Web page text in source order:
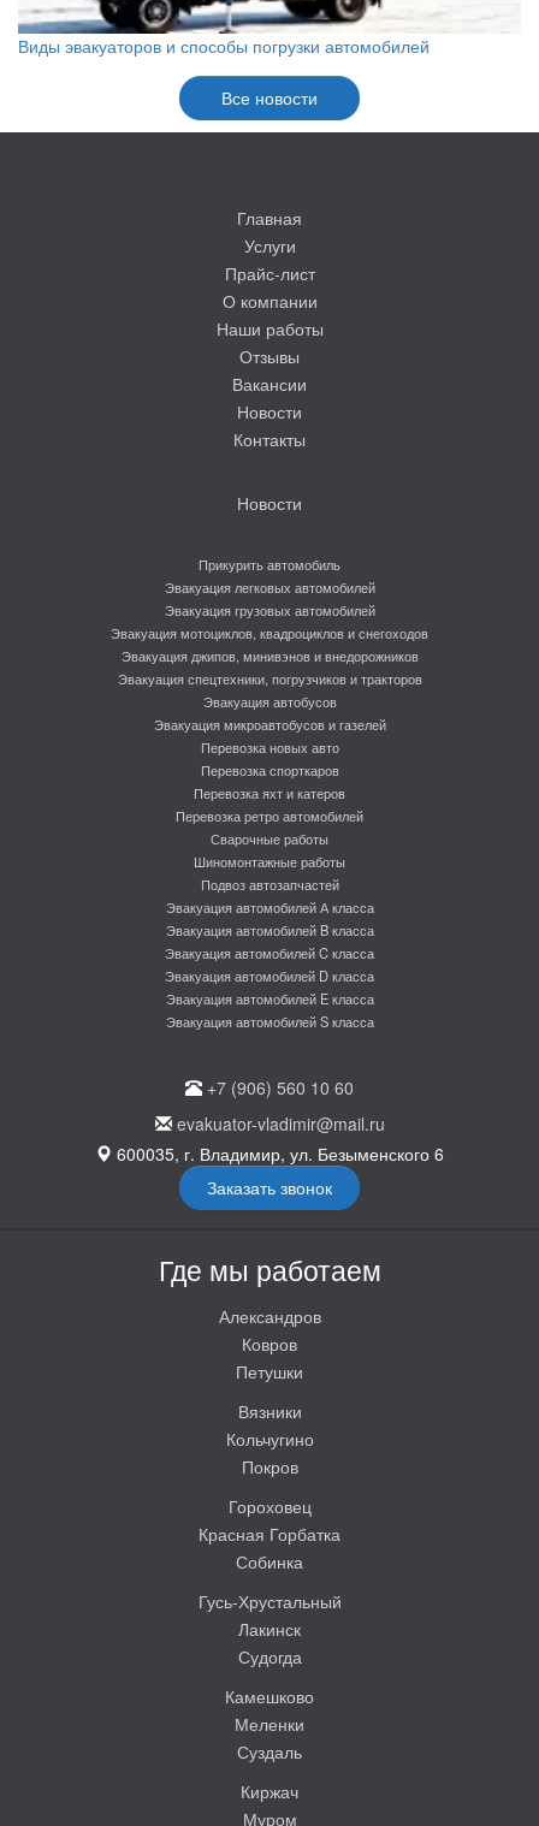
Виды эвакуаторов и способы погрузки автомобилей
Все новости
Главная
Услуги
Прайс-лист
О компании
Наши работы
Отзывы
Вакансии
Новости
Контакты
Новости
Прикурить автомобиль
Эвакуация легковых автомобилей
Эвакуация грузовых автомобилей
Эвакуация мотоциклов, квадроциклов и снегоходов
Эвакуация джипов, минивэнов и внедорожников
Эвакуация спецтехники, погрузчиков и тракторов
Эвакуация автобусов
Эвакуация микроавтобусов и газелей
Перевозка новых авто
Перевозка спорткаров
Перевозка яхт и катеров
Перевозка ретро автомобилей
Сварочные работы
Шиномонтажные работы
Подвоз автозапчастей
Эвакуация автомобилей А класса
Эвакуация автомобилей B класса
Эвакуация автомобилей C класса
Эвакуация автомобилей D класса
Эвакуация автомобилей E класса
Эвакуация автомобилей S класса
+7 (906) 560 10 60
evakuator-vladimir@mail.ru
600035, г. Владимир, ул. Безыменского 6
Заказать звонок
Где мы работаем
Александров
Ковров
Петушки
Вязники
Кольчугино
Покров
Гороховец
Красная Горбатка
Собинка
Гусь-Хрустальный
Лакинск
Судогда
Камешково
Меленки
Суздаль
Киржач
Муром